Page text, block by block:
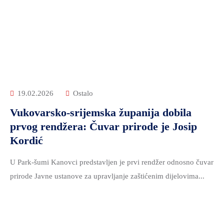
19.02.2026 Ostalo
Vukovarsko-srijemska županija dobila
prvog rendžera: Čuvar prirode je Josip
Kordić
U Park-šumi Kanovci predstavljen je prvi rendžer odnosno čuvar
prirode Javne ustanove za upravljanje zaštićenim dijelovima...